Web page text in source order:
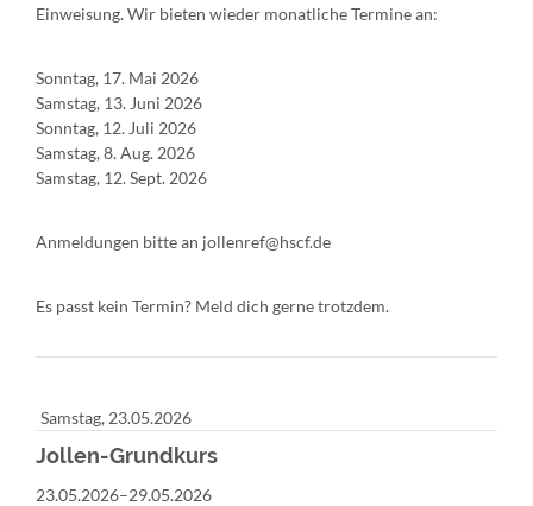
Einweisung. Wir bieten wieder monatliche Termine an:
Sonntag, 17. Mai 2026
Samstag, 13. Juni 2026
Sonntag, 12. Juli 2026
Samstag, 8. Aug. 2026
Samstag, 12. Sept. 2026
Anmeldungen bitte an jollenref@hscf.de
Es passt kein Termin? Meld dich gerne trotzdem.
Samstag, 23.05.2026
Jollen-Grundkurs
23.05.2026–29.05.2026